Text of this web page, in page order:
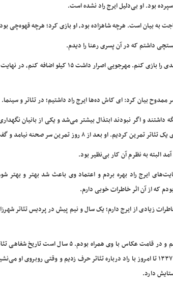
به بیان است. هرچه شاهزاده بود، او بازی کرد؛ هرچه قهوه‌چی
داشتم که در آن پسری رعنا را دیدم.
در ادامه وی با اشاره به خاطره‌ای از اجاره‌نشین‌ها، گفت: من قرار بود نقش عبدی را
بیان کرد: ای کاش ده‌ها ایرج راد داشتیم؛ در تئاتر و سینما.
و اگر نبودند ابتذال بیشتر می‌شد و یکی از بانیان
البته به نظرم آن کار بی‌نظیر بود.
که از آن اثر خاطرات خوبی دارم.
ایرج راد همراه هستم. خاطرات زیادی از ایرج دارم؛ یک سال و نیم پیش در پردیس
بیژن شکرریز نیز اظهار کرد: سالیان سال دوستی و شاگردی ایرج راد را داشتم و در
بانو صابری تا زنده‌یاد کشاورز و… و گفت‌وگویی هم با ایرج راد دارم. از سال ۱۳۳۷ تا امروز با راد درباره تئاتر حرف
دارد.